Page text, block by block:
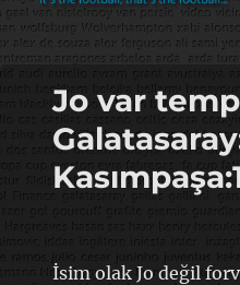
footbaLLove
Jo var
İsim olak Jo değil